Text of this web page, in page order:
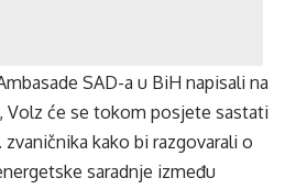
SAD-a u BiH napisali na
Volz će se tokom posjete sastati
kako bi razgovarali o
saradnje između